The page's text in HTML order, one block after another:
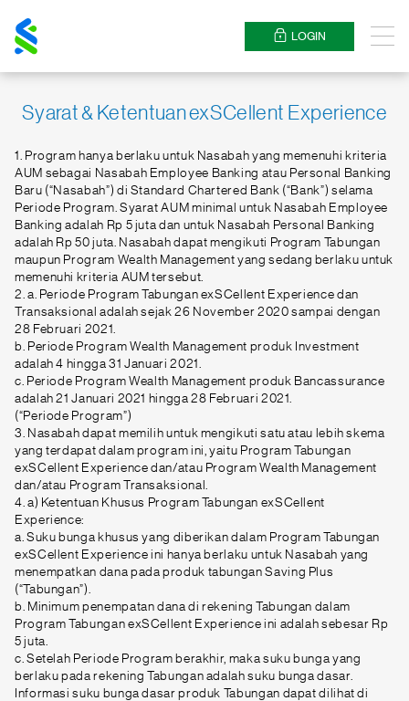
Chartered
LOGIN
Syarat & Ketentuan exSCellent Experience
1. Program hanya berlaku untuk Nasabah yang memenuhi kriteria
AUM sebagai Nasabah Employee Banking atau Personal Banking
Baru (“Nasabah”) di Standard Chartered Bank (“Bank”) selama
Periode Program. Syarat AUM minimal untuk Nasabah Employee
Banking adalah Rp 5 juta dan untuk Nasabah Personal Banking
adalah Rp 50 juta. Nasabah dapat mengikuti Program Tabungan
maupun Program Wealth Management yang sedang berlaku untuk
memenuhi kriteria AUM tersebut.
2. a. Periode Program Tabungan exSCellent Experience dan
Transaksional adalah sejak 26 November 2020 sampai dengan
28 Februari 2021.
b. Periode Program Wealth Management produk Investment
adalah 4 hingga 31 Januari 2021.
c. Periode Program Wealth Management produk Bancassurance
adalah 21 Januari 2021 hingga 28 Februari 2021.
(“Periode Program”)
3. Nasabah dapat memilih untuk mengikuti satu atau lebih skema
yang terdapat dalam program ini, yaitu Program Tabungan
exSCellent Experience dan/atau Program Wealth Management
dan/atau Program Transaksional.
4. a) Ketentuan Khusus Program Tabungan exSCellent
Experience:
a. Suku bunga khusus yang diberikan dalam Program Tabungan
exSCellent Experience ini hanya berlaku untuk Nasabah yang
menempatkan dana pada produk tabungan Saving Plus
(“Tabungan”).
b. Minimum penempatan dana di rekening Tabungan dalam
Program Tabungan exSCellent Experience ini adalah sebesar Rp
5 juta.
c. Setelah Periode Program berakhir, maka suku bunga yang
berlaku pada rekening Tabungan adalah suku bunga dasar.
Informasi suku bunga dasar produk Tabungan dapat dilihat di